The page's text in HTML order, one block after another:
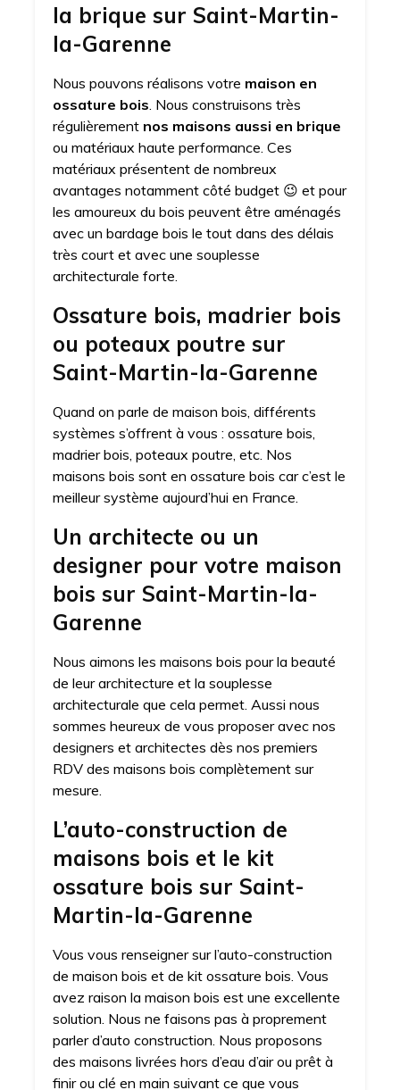
la brique sur Saint-Martin-
la-Garenne
Nous pouvons réalisons votre maison en
ossature bois. Nous construisons très
régulièrement nos maisons aussi en brique
ou matériaux haute performance. Ces
matériaux présentent de nombreux
avantages notamment côté budget 😉 et pour
les amoureux du bois peuvent être aménagés
avec un bardage bois le tout dans des délais
très court et avec une souplesse
architecturale forte.
Ossature bois, madrier bois
ou poteaux poutre sur
Saint-Martin-la-Garenne
Quand on parle de maison bois, différents
systèmes s’offrent à vous : ossature bois,
madrier bois, poteaux poutre, etc. Nos
maisons bois sont en ossature bois car c’est le
meilleur système aujourd’hui en France.
Un architecte ou un
designer pour votre maison
bois sur Saint-Martin-la-
Garenne
Nous aimons les maisons bois pour la beauté
de leur architecture et la souplesse
architecturale que cela permet. Aussi nous
sommes heureux de vous proposer avec nos
designers et architectes dès nos premiers
RDV des maisons bois complètement sur
mesure.
L’auto-construction de
maisons bois et le kit
ossature bois sur Saint-
Martin-la-Garenne
Vous vous renseigner sur l’auto-construction
de maison bois et de kit ossature bois. Vous
avez raison la maison bois est une excellente
solution. Nous ne faisons pas à proprement
parler d’auto construction. Nous proposons
des maisons livrées hors d’eau d’air ou prêt à
finir ou clé en main suivant ce que vous